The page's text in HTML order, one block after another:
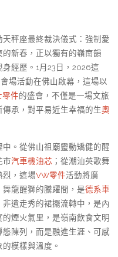
秤座最終裁決儀式：強制愛
的新春，正以獨有的嶺南韻
經歷。1月23日，2026這
場活動在佛山啟幕，這場以
零件的盛會，不僅是一場文旅
承，對平易近生幸福的生奧
。從佛山祖廟靈動矯健的醒
市汽車機油芯 ；從潮汕英歌舞
烈，這場VW零件活動將廣
龍醒獅的騰躍間，是德系車
非遺走秀的裙擺流轉中，是內
的煙火氣里，是嶺南飲食文明
陳列，而是融進生涯、可感
模樣與溫度。